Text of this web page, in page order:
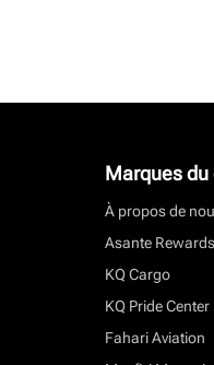
Marques du
À propos de
Asante Rewards
KQ Cargo
KQ Pride Center
Fahari Aviation